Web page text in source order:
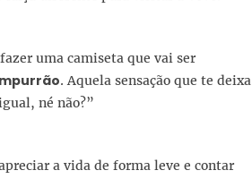
uma camiseta que vai ser
. Aquela sensação que te deixa
né não?”
a vida de forma leve e contar